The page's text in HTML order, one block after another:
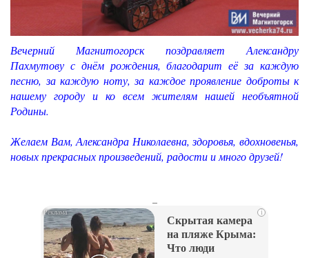
Вечерний Магнитогорск поздравляет Александру
Пахмутову с днём рождения, благодарит её за каждую
песню, за каждую ноту, за каждое проявление доброты к
нашему городу и ко всем жителям нашей необъятной
Родины.
Желаем Вам, Александра Николаевна, здоровья, вдохновенья,
новых прекрасных произведений, радости и много друзей!
i
Скрытая камера
на пляже Крыма:
Что люди